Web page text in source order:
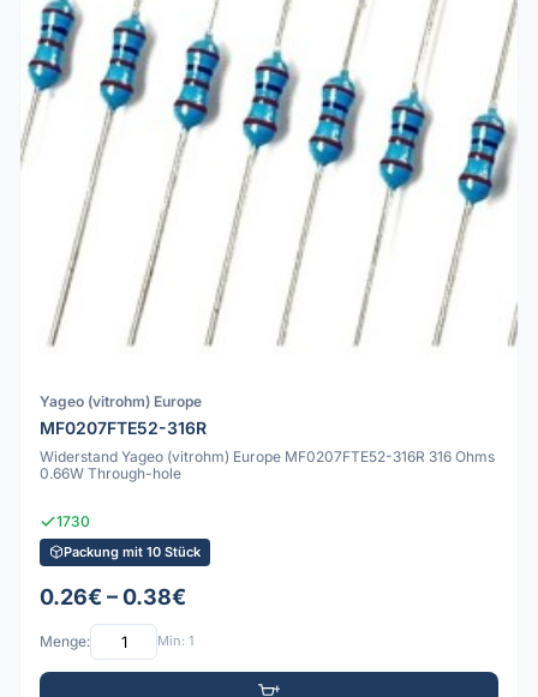
Yageo (vitrohm) Europe
MF0207FTE52-316R
Widerstand Yageo (vitrohm) Europe MF0207FTE52-316R 316 Ohms
0.66W Through-hole
1730
Packung mit 10 Stück
0.26€ – 0.38€
Menge: Min: 1